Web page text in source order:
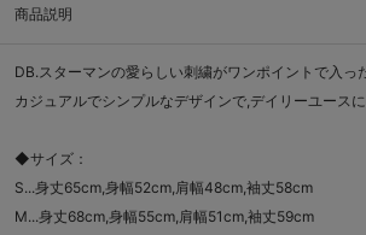
商品説明
DB.スターマンの愛らしい刺繍がワンポイントで入っ
カジュアルでシンプルなデザインで,デイリーユースに
◆サイズ：
S...身丈65cm,身幅52cm,肩幅48cm,袖丈58cm
M...身丈68cm,身幅55cm,肩幅51cm,袖丈59cm